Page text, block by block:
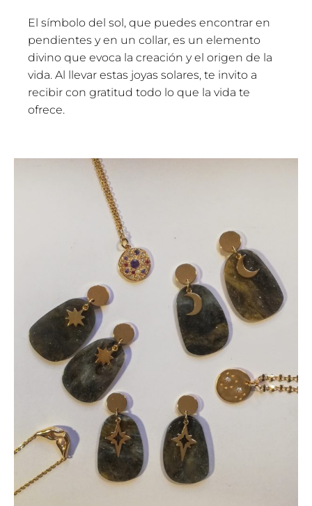
El símbolo del sol, que puedes encontrar en
pendientes y en un collar, es un elemento
divino que evoca la creación y el origen de la
vida. Al llevar estas joyas solares, te invito a
recibir con gratitud todo lo que la vida te
ofrece.